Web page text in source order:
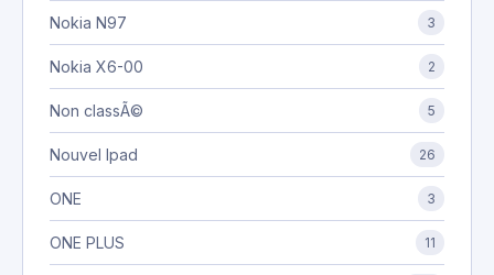
Nokia N97 3
Nokia X6-00 2
Non classÃ© 5
Nouvel Ipad 26
ONE 3
ONE PLUS 11